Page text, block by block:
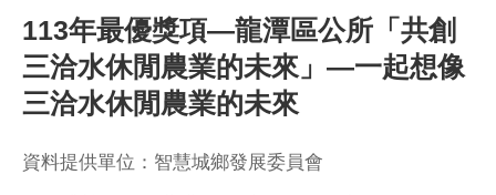
113年最優獎項—龍潭區公所「共創
三洽水休閒農業的未來」—一起想像
三洽水休閒農業的未來
資料提供單位：智慧城鄉發展委員會